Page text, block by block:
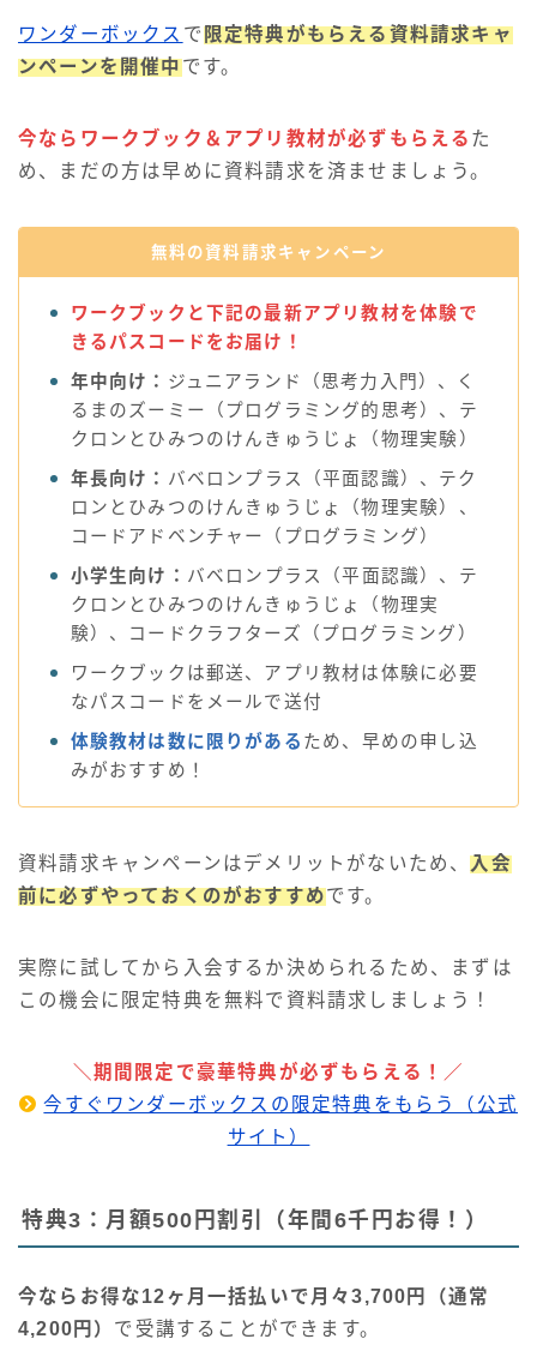
ワンダーボックス で 限定特典がもらえる資料請求キャ
ンペーンを開催中 です。
今ならワークブック＆アプリ教材が必ずもらえる た
め、まだの方は早めに資料請求を済ませましょう。
無料の資料請求キャンペーン
ワークブックと下記の最新アプリ教材を体験で
きるパスコードをお届け！
年中向け： ジュニアランド（思考力入門）、く
るまの​ズーミー（プログラミング的思考）、テ
クロンと​ひみつのけんきゅうじょ（物理実験）​
年長向け： バベロンプラス（平面認識）、テク
ロンと​ひみつのけんきゅうじょ（物理実験）、
コードアドベンチャー​（プログラミング）
小学生向け： バベロンプラス（平面認識）、テ
クロンと​ひみつのけんきゅうじょ（物理実
験）、コードクラフターズ​（プログラミング）
ワークブックは郵送、アプリ教材は体験に必要
なパスコードをメールで送付
体験教材は数に限りがある ため、早めの申し込
みがおすすめ！
資料請求キャンペーンはデメリットがないため、 入会
前に必ずやっておくのがおすすめです。
実際に試してから入会するか決められるため、まずは
この機会に限定特典を無料で資料請求しましょう！
＼期間限定で豪華特典が必ずもらえる！／
今すぐワンダーボックスの限定特典をもらう（公式
サイト）
特典3：月額500円割引（年間6千円お得！）
今ならお得な12ヶ月一括払いで月々3,700円（通常
4,200円） で受講することができます。